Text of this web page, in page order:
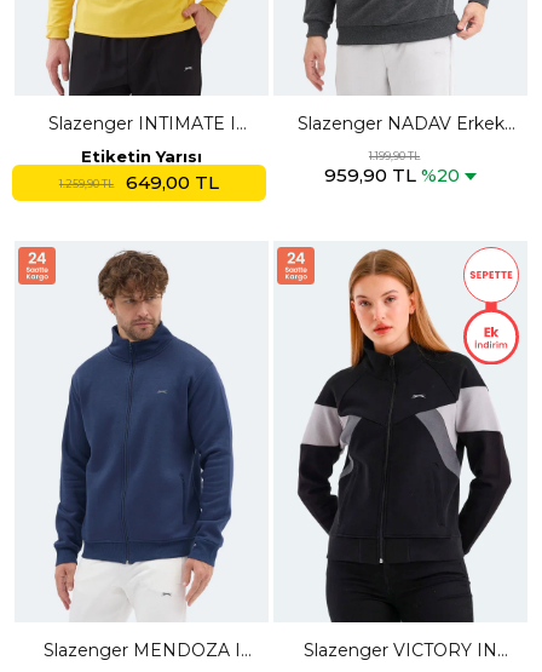
Slazenger INTIMATE I
Erkek Dik Yaka Fermuarlı
Sarı Sweatshırt
Etiketin Yarısı
1.259,90 TL 649,00 TL
Slazenger NADAV Erkek
Koyu Gri Sweatshırt
1.199,90 TL
959,90 TL %20
Slazenger MENDOZA I
Slazenger VICTORY IN